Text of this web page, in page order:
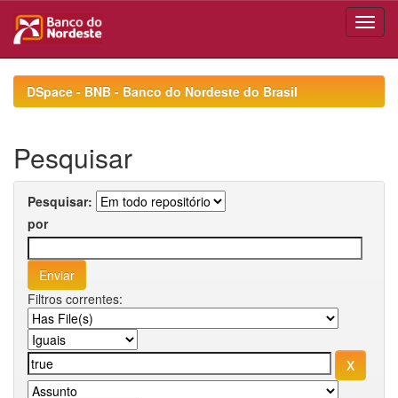
navigationDSpace - BNB - Banco do Nordeste do Brasil
Pesquisar
Pesquisar:
por
Filtros correntes: